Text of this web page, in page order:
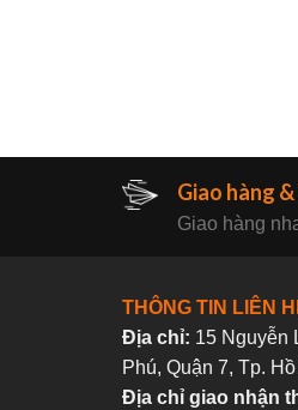
Giao hàng
Giao hàng
THÔNG TIN LIÊN
Địa chỉ: 15 Nguyễn
Phú, Quận 7, Tp.
Địa chỉ giao nhận